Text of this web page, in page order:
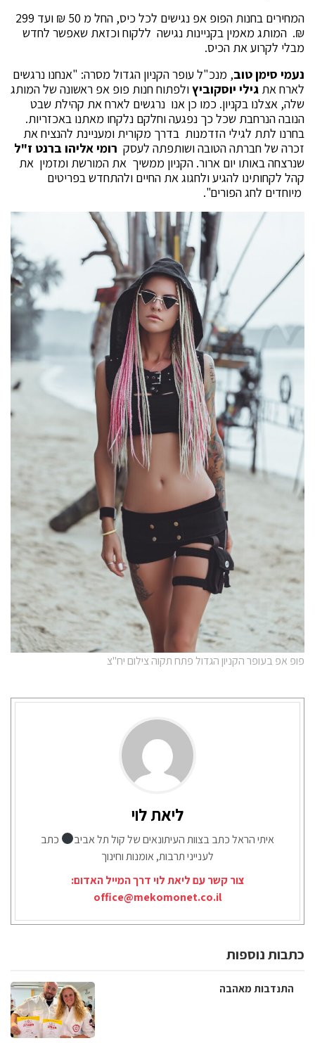
המחירים בחנות הפופ אפ נגישים לכל כיס, החל מ 50 ₪ ועד 299
₪. המותג מאמין בקניינות נגישה ללקוח וכזאת שאפשר לחדש
מבלי לקרוע את הכיס.
נעמי סימן טוב, מנכ"ל עופר הקניון הגדול מסרה: "אנחנו נרגשים
לארח את גילי יוסקוביץולפתוח חנות פופ אפ ראשונה של המותג
שלה, אצלנו בקניון. כמו כן אנו נרגשים לארח את קהילת שבט
הנובה הנרחבת שכל כך נפגעה וחלקם נלקחו מאתנו באכזריות.
בחרנו לתת לגילי הזדמנות בדרך מקורית ומעניינת להנציח את
זכרה של חברתה הטובה ושותפתה לעסק רומי אליהו ברנט ז"ל
שנרצחה באותו יום ארור. הקניון ממשיך את המורשת ומזמין את
קהל לקחותינו להגיע ולחגוג את החיים ולהתחדש בפריטים
מיוחדים לחג הפורים".
פופ אפ בעופר הקניון הגדול פתח תקוה צילום יח"צ
ליאת לוי
איתי הראל כתב בצוות העיתונאים של קול תל אביב
כתב
לענייני תרבות, אומנות וחינוך
צור קשר עם ליאת לוי דרך המייל האדום:
office@mekomonet.co.il
כתבות נוספות
התנדבות מאהבה